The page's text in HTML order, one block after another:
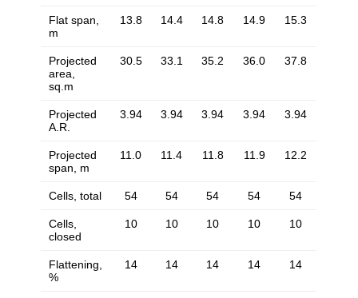
Flat span,
m
13.8 14.4 14.8 14.9 15.3
Projected
area,
sq.m
30.5 33.1 35.2 36.0 37.8
Projected
A.R.
3.94 3.94 3.94 3.94 3.94
Projected
span, m
11.0 11.4 11.8 11.9 12.2
Cells, total 54 54 54 54 54
Cells,
closed
10 10 10 10 10
Flattening,
%
14 14 14 14 14